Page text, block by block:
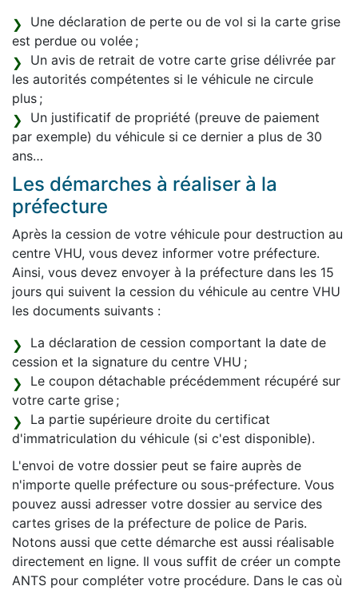
Une déclaration de perte ou de vol si la carte grise
est perdue ou volée ;
Un avis de retrait de votre carte grise délivrée par
les autorités compétentes si le véhicule ne circule
plus ;
Un justificatif de propriété (preuve de paiement
par exemple) du véhicule si ce dernier a plus de 30
ans…
Les démarches à réaliser à la
préfecture
Après la cession de votre véhicule pour destruction au
centre VHU, vous devez informer votre préfecture.
Ainsi, vous devez envoyer à la préfecture dans les 15
jours qui suivent la cession du véhicule au centre VHU
les documents suivants :
La déclaration de cession comportant la date de
cession et la signature du centre VHU ;
Le coupon détachable précédemment récupéré sur
votre carte grise ;
La partie supérieure droite du certificat
d'immatriculation du véhicule (si c'est disponible).
L'envoi de votre dossier peut se faire auprès de
n'importe quelle préfecture ou sous-préfecture. Vous
pouvez aussi adresser votre dossier au service des
cartes grises de la préfecture de police de Paris.
Notons aussi que cette démarche est aussi réalisable
directement en ligne. Il vous suffit de créer un compte
ANTS pour compléter votre procédure. Dans le cas où